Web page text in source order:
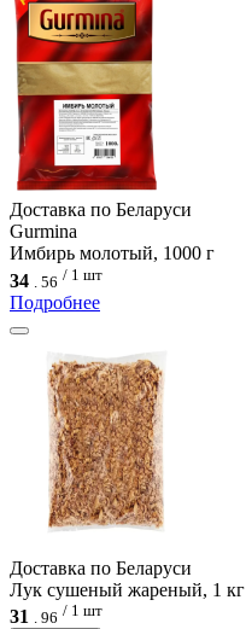
Доcтавка по Беларуси
Gurmina
Имбирь молотый, 1000 г
34
56 / 1 шт
Подробнее
Доcтавка по Беларуси
Лук сушеный жареный, 1 кг
31 . 96 / 1 шт